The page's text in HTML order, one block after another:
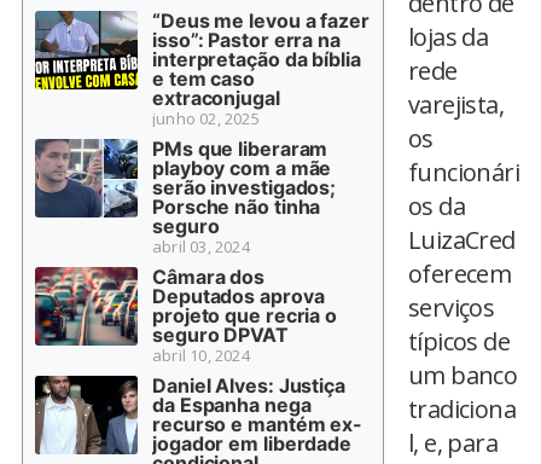
“Deus me levou a fazer
isso”: Pastor erra na
interpretação da bíblia
e tem caso
extraconjugal
junho 02, 2025
PMs que liberaram
playboy com a mãe
serão investigados;
Porsche não tinha
seguro
abril 03, 2024
Câmara dos
Deputados aprova
projeto que recria o
seguro DPVAT
abril 10, 2024
Daniel Alves: Justiça
da Espanha nega
recurso e mantém ex-
jogador em liberdade
lojas da
rede
varejista,
os
funcionári
os da
LuizaCred
oferecem
serviços
típicos de
um banco
tradiciona
l, e, para